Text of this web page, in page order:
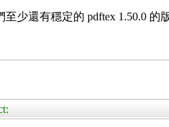
至少還有穩定的 pdftex 1.50.0 的